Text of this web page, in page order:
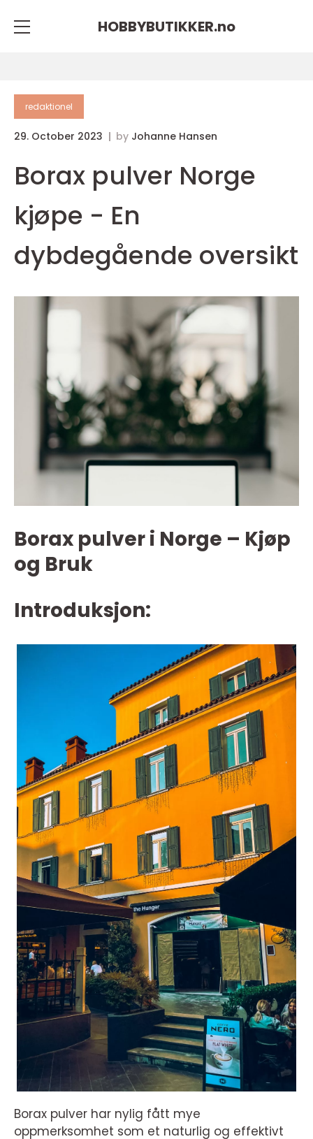
HOBBYBUTIKKER.no
redaktionel
29. October 2023 by Johanne Hansen
Borax pulver Norge
kjøpe - En
dybdegående oversikt
Borax pulver i Norge – Kjøp
og Bruk
Introduksjon:
Borax pulver har nylig fått mye
oppmerksomhet som et naturlig og effektivt